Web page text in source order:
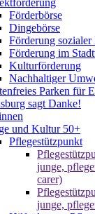
Förderbörse
Dingebörse
Förderung sozialer
Förderung im
Kulturförderung
Nachhaltiger
Parken für
sagt Danke!
und Kultur 50+
Pflegestützpunkt
junge,
carer)
junge,